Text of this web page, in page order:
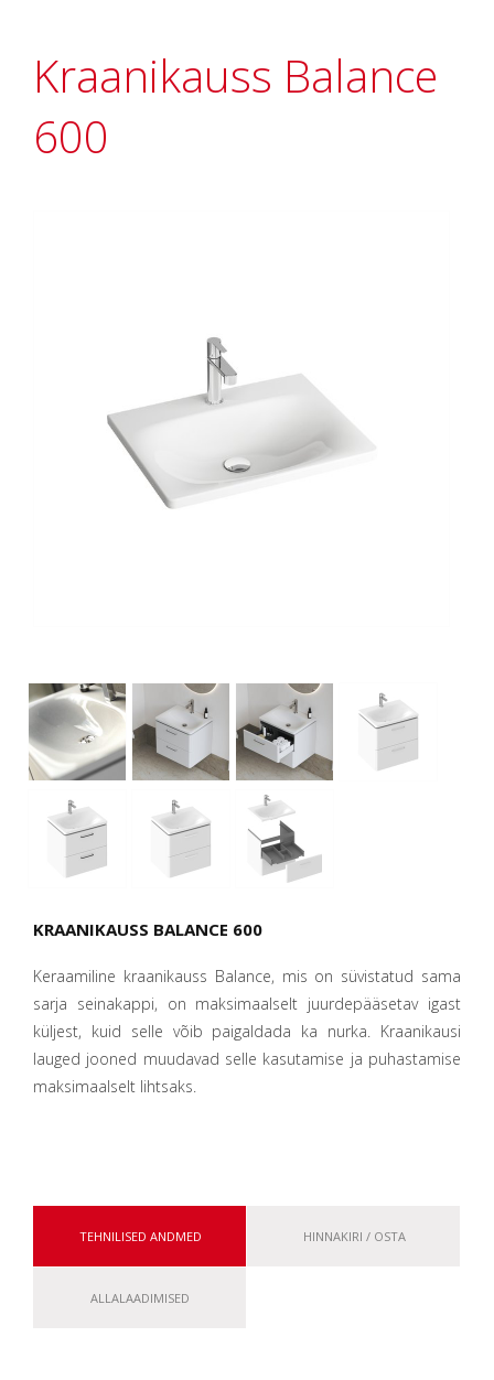
Kraanikauss Balance
600
KRAANIKAUSS BALANCE 600
Keraamiline kraanikauss Balance, mis on süvistatud sama
sarja seinakappi, on maksimaalselt juurdepääsetav igast
küljest, kuid selle võib paigaldada ka nurka. Kraanikausi
lauged jooned muudavad selle kasutamise ja puhastamise
maksimaalselt lihtsaks.
TEHNILISED ANDMED HINNAKIRI / OSTA
ALLALAADIMISED